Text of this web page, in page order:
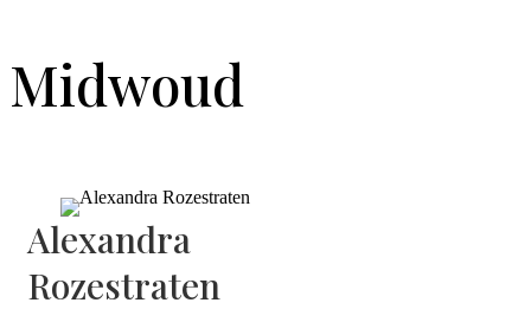
Midwoud
Alexandra
Rozestraten